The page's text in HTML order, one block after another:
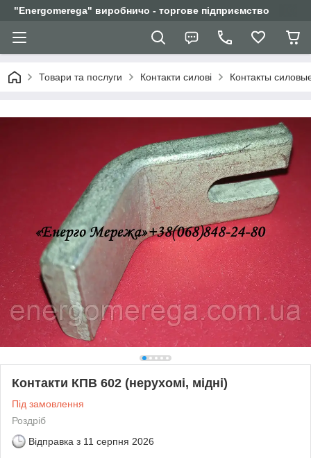
"Еnergomerega" виробничо - торгове підприємство
Товари та послуги Контакти силові Контакты
Контакти КПВ 602 (нерухомі, мідні)
Під замовлення
Роздріб
Відправка з 11 серпня 2026